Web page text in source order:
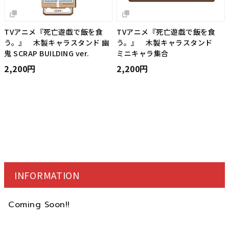
TVアニメ『死亡遊戯で飯を食
う。』 木製キャラスタンド 幽
鬼 SCRAP BUILDING ver.
2,200円
TVアニメ『死亡遊戯で飯を食
う。』 木製キャラスタンド
ミニキャラ集合
2,200円
INFORMATION
Coming Soon!!